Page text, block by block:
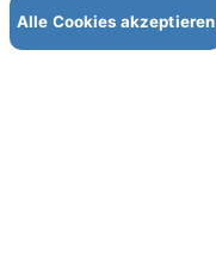
Alle Cookies akzeptieren